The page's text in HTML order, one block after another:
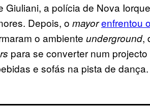
Giuliani, a polícia de Nova
Depois, o mayorenfrentou
o ambiente underground,
para se converter num
e sofás na pista de dança.